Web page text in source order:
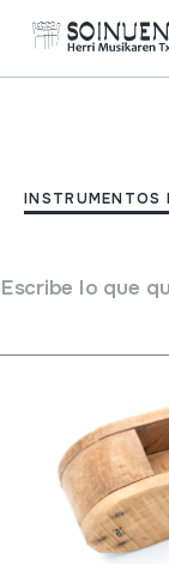
INSTRUMENTOS
Escribe lo que
Filtrar